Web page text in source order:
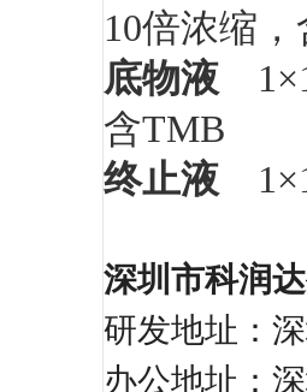
10倍浓缩，
底物液
含TMB
终止液
深圳市科润
研发地址：
办公地址：